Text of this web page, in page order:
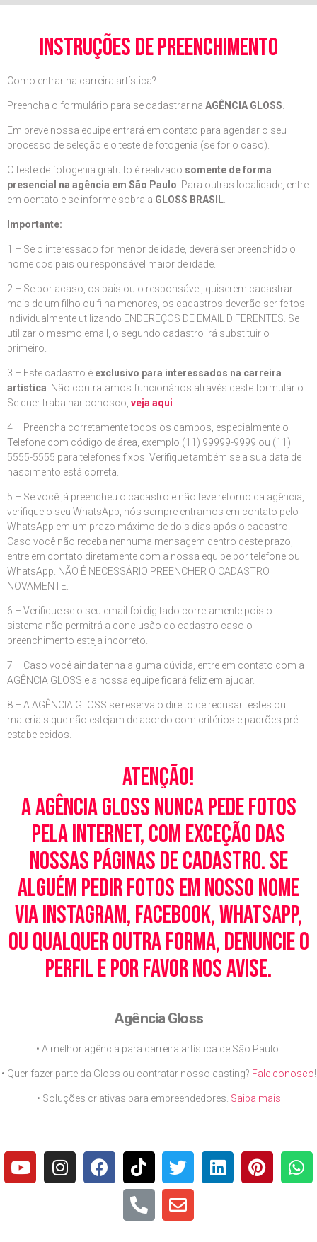
instruções de preenchimento
Como entrar na carreira artística?
Preencha o formulário para se cadastrar na AGÊNCIA GLOSS
Em breve nossa equipe entrará em contato para agendar o seu
processo de seleção e o teste de fotogenia (se for o caso).
O teste de fotogenia gratuito é realizado somente de forma
presencial na agência em São Paulo . Para outras localidade, entre
em ocntato e se informe sobra a GLOSS BRASIL
Importante:
1 – Se o interessado for menor de idade, deverá ser preenchido o
nome dos pais ou responsável maior de idade.
2 – Se por acaso, os pais ou o responsável, quiserem cadastrar
mais de um filho ou filha menores, os cadastros deverão ser feitos
individualmente utilizando ENDEREÇOS DE EMAIL DIFERENTES. Se
utilizar o mesmo email, o segundo cadastro irá substituir o
primeiro.
3 – Este cadastro é exclusivo para interessados na carreira
artística . Não contratamos funcionários através deste formulário.
Se quer trabalhar conosco, veja aqui
4 – Preencha corretamente todos os campos, especialmente o
Telefone com código de área, exemplo (11) 99999-9999 ou (11)
5555-5555 para telefones fixos. Verifique também se a sua data de
nascimento está correta.
5 – Se você já preencheu o cadastro e não teve retorno da agência,
verifique o seu WhatsApp, nós sempre entramos em contato pelo
WhatsApp em um prazo máximo de dois dias após o cadastro.
Caso você não receba nenhuma mensagem dentro deste prazo,
entre em contato diretamente com a nossa equipe por telefone ou
WhatsApp. NÃO É NECESSÁRIO PREENCHER O CADASTRO
NOVAMENTE.
6 – Verifique se o seu email foi digitado corretamente pois o
sistema não permitrá a conclusão do cadastro caso o
preenchimento esteja incorreto.
7 – Caso você ainda tenha alguma dúvida, entre em contato com a
AGÊNCIA GLOSS e a nossa equipe ficará feliz em ajudar.
8 – A AGÊNCIA GLOSS se reserva o direito de recusar testes ou
materiais que não estejam de acordo com critérios e padrões pré-
estabelecidos.
Atenção!
A Agência Gloss nunca pede fotos
pela Internet, com exceção das
nossas páginas de cadastro. Se
alguém pedir fotos em nosso nome
via Instagram, Facebook, WhatsApp,
ou qualquer outra forma, denuncie o
perfil e por favor nos avise.
Agência Gloss
• A melhor agência para carreira artística de São Paulo.
• Quer fazer parte da Gloss ou contratar nosso casting? Fale conosco!
• Soluções criativas para empreendedores. Saiba mais